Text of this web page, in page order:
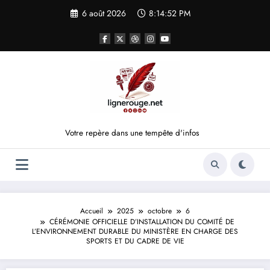
6 août 2026 8:14:52 PM
Votre repère dans une tempête d'infos
Accueil 2025 octobre
6
CÉRÉMONIE OFFICIELLE D’INSTALLATION DU COMITÉ DE
L’ENVIRONNEMENT DURABLE DU MINISTÈRE EN CHARGE DES
SPORTS ET DU CADRE DE VIE